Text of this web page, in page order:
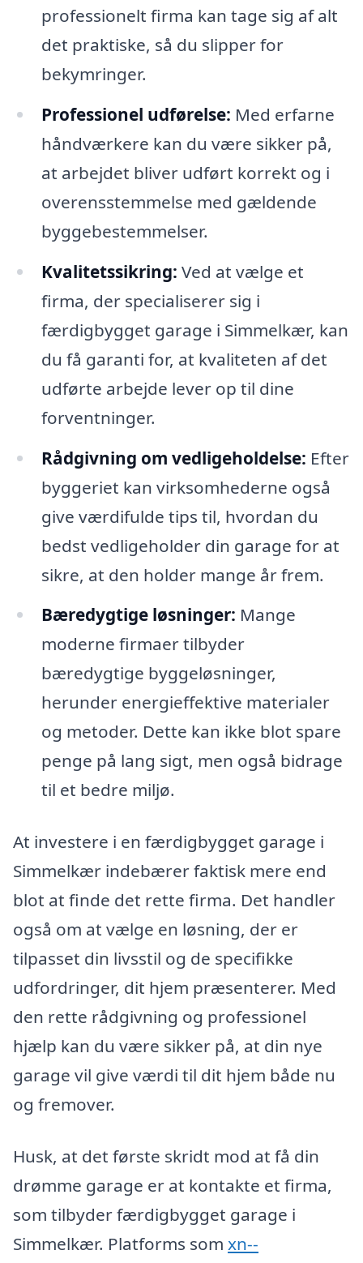
professionelt firma kan tage sig af alt
det praktiske, så du slipper for
bekymringer.
Professionel udførelse: Med erfarne
håndværkere kan du være sikker på,
at arbejdet bliver udført korrekt og i
overensstemmelse med gældende
byggebestemmelser.
Kvalitetssikring: Ved at vælge et
firma, der specialiserer sig i
færdigbygget garage i Simmelkær, kan
du få garanti for, at kvaliteten af det
udførte arbejde lever op til dine
forventninger.
Rådgivning om vedligeholdelse: Efter
byggeriet kan virksomhederne også
give værdifulde tips til, hvordan du
bedst vedligeholder din garage for at
sikre, at den holder mange år frem.
Bæredygtige løsninger: Mange
moderne firmaer tilbyder
bæredygtige byggeløsninger,
herunder energieffektive materialer
og metoder. Dette kan ikke blot spare
penge på lang sigt, men også bidrage
til et bedre miljø.
At investere i en færdigbygget garage i
Simmelkær indebærer faktisk mere end
blot at finde det rette firma. Det handler
også om at vælge en løsning, der er
tilpasset din livsstil og de specifikke
udfordringer, dit hjem præsenterer. Med
den rette rådgivning og professionel
hjælp kan du være sikker på, at din nye
garage vil give værdi til dit hjem både nu
og fremover.
Husk, at det første skridt mod at få din
drømme garage er at kontakte et firma,
som tilbyder færdigbygget garage i
Simmelkær. Platforms som xn--